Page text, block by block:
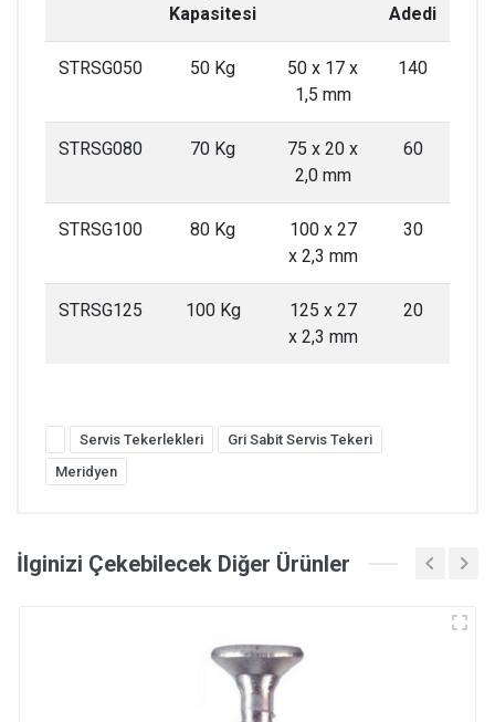
Kapasitesi
Adedi
STRSG050 50 Kg
50 x 17 x
1,5 mm
140
STRSG080 70 Kg
75 x 20 x
2,0 mm
60
STRSG100 80 Kg
100 x 27
x 2,3 mm
30
STRSG125 100 Kg
125 x 27
x 2,3 mm
20
Servis Tekerlekleri
Gri Sabit Servis Tekeri
Meridyen
İlginizi Çekebilecek Diğer Ürünler